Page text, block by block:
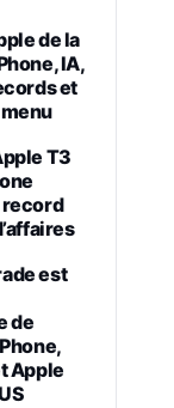
de la
IA,
et
T3
est
de
Apple